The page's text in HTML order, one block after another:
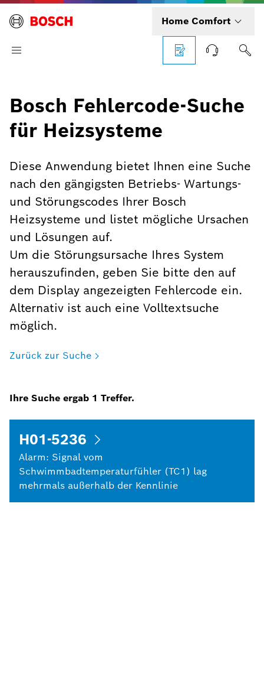
Home Comfort
Bosch Fehlercode-Suche
für Heizsysteme
Diese Anwendung bietet Ihnen eine Suche
nach den gängigsten Betriebs- Wartungs-
und Störungscodes Ihrer Bosch
Heizsysteme und listet mögliche Ursachen
und Lösungen auf.
Um die Störungsursache Ihres System
herauszufinden, geben Sie bitte den auf
dem Display angezeigten Fehlercode ein.
Alternativ ist auch eine Volltextsuche
möglich.
Zurück zur Suche
Ihre Suche ergab 1 Treffer.
H01-5236
Alarm: Signal vom
Schwimmbadtemperaturfühler (TC1) lag
mehrmals außerhalb der Kennlinie